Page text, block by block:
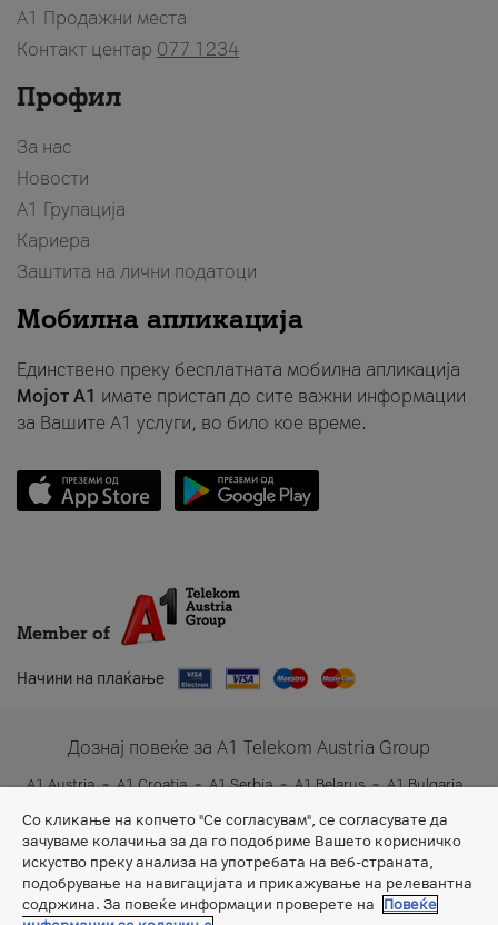
A1 Продажни места
Контакт центар 077 1234
Профил
За нас
Новости
А1 Групација
Кариера
Заштита на лични податоци
Мобилна апликација
Единствено преку бесплатната мобилна апликација
Мојот A1 имате пристап до сите важни информации
за Вашите A1 услуги, во било кое време.
Member of
Начини на плаќање
Дознај повеќе за A1 Telekom Austria Group
A1 Austria A1 Croatia A1 Serbia A1 Belarus
A1 Bulgaria
Со кликање на копчето "Се согласувам", се согласувате да
зачуваме колачиња за да го подобриме Вашето корисничко
искуство преку анализа на употребата на веб-страната,
подобрување на навигацијата и прикажување на релевантна
содржина. За повеќе информации проверете на
Повеќе